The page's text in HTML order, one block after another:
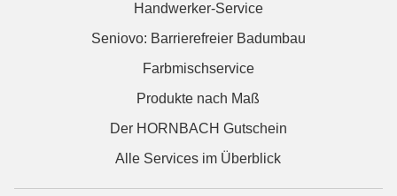
Handwerker-Service
Seniovo: Barrierefreier Badumbau
Farbmischservice
Produkte nach Maß
Der HORNBACH Gutschein
Alle Services im Überblick